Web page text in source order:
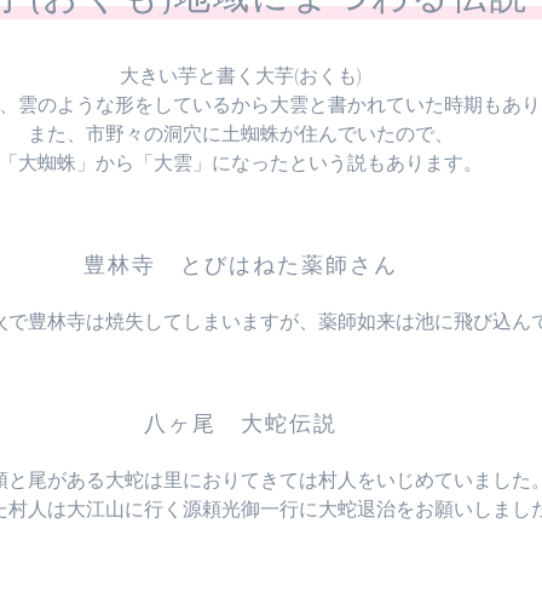
大きい芋と書く大芋(おくも)
雲のような形をしているから大雲と書かれていた時期もあり
また、市野々の洞穴に土蜘蛛が住んでいたので、
「大蜘蛛」から「大雲」になったという説もあります。
豊林寺 とびはねた薬師さん
豊林寺は焼失してしまいますが、薬師如来は池に飛び込ん
八ヶ尾 大蛇伝説
と尾がある大蛇は里におりてきては村人をいじめていました。
村人は大江山に行く源頼光御一行に大蛇退治をお願いしまし